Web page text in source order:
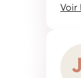
Voir
J